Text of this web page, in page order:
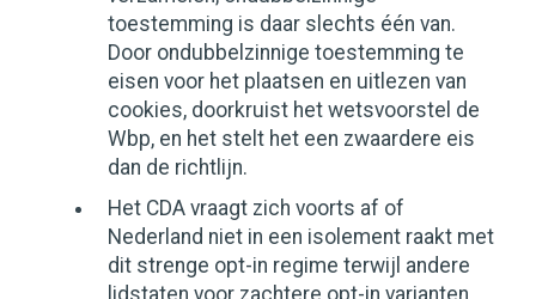
toestemming is daar slechts één van.
Door ondubbelzinnige toestemming te
eisen voor het plaatsen en uitlezen van
cookies, doorkruist het wetsvoorstel de
Wbp, en het stelt het een zwaardere eis
dan de richtlijn.
Het CDA vraagt zich voorts af of
Nederland niet in een isolement raakt met
dit strenge opt-in regime terwijl andere